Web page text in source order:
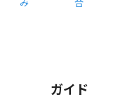
ガイド